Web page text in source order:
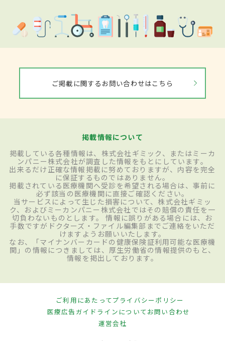
ご掲載に関するお問い合わせはこちら
掲載情報について
掲載している各種情報は、株式会社ギミック、またはミーカ
ンパニー株式会社が調査した情報をもとにしています。
出来るだけ正確な情報掲載に努めておりますが、内容を完全
に保証するものではありません。
掲載されている医療機関へ受診を希望される場合は、事前に
必ず該当の医療機関に直接ご確認ください。
当サービスによって生じた損害について、株式会社ギミッ
ク、およびミーカンパニー株式会社ではその賠償の責任を一
切負わないものとします。 情報に誤りがある場合には、お
手数ですがドクターズ・ファイル編集部までご連絡をいただ
けますようお願いいたします。
なお、「マイナンバーカードの健康保険証利用可能な医療機
関」の情報につきましては、厚生労働省の情報提供のもと、
情報を掲出しております。
ご利用にあたってプライバシーポリシー
医療広告ガイドラインについてお問い合わせ
運営会社